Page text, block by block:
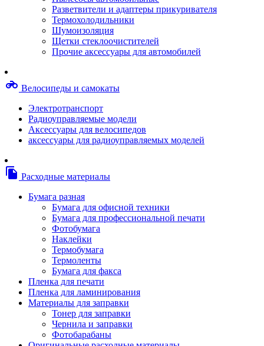
Степлерные скобы, скрепки
Термопленки
Термоузлы/печки/тэны
Тормозные площадки
Узлы/комплекты переноса изображений
Шлейфы
Баллоны со сжатым воздухом
Салфетки для чистки оргтехники
Скотч, фломастеры
Чистящие спреи, жидкости и пены
Картриджи для специализированных
Другие картриджи и твердые чернила
Картриджи и твердые чернила
Картриджи матричные, чернила
Расходные материалы для профессиональной
печати
Электрика
Изделия для прокладки кабеля и
Арматура кабельная/изоляционные
материалы
Гильза соединительная для
алюминиевых проводников под
опрессовку
Разветвители и адаптеры прикуривателя
Термохолодильники
Шумоизоляция
Щетки стеклоочистителей
Прочие аксессуары для автомобилей
motorcycle Велосипеды и самокаты
Электротранспорт
Радиоуправляемые модели
Аксессуары для велосипедов
аксессуары для радиоуправляемых моделей
file_copy Расходные материалы
Бумага разная
Бумага для офисной техники
Бумага для профессиональной печати
Фотобумага
Наклейки
Термобумага
Термоленты
Бумага для факса
Пленка для печати
Пленка для ламинирования
Материалы для заправки
Тонер для заправки
Чернила и заправки
Фотобарабаны